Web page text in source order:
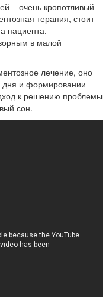
– очень кропотливый
терапия, стоит
пациента.
в малой
лечение, оно
дня и формировании
к решению проблемы
сон.